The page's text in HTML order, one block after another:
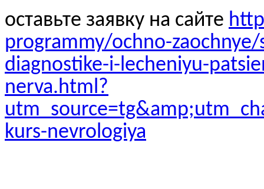
оставьте заявку на сайте
programmy/ochno-
diagnostike-i-lecheniyu-
nerva.html?
kurs-nevrologiya